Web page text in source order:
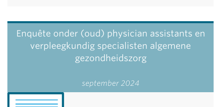
Enquête onder (oud) physician assistants en
verpleegkundig specialisten algemene
gezondheidszorg
september 2024